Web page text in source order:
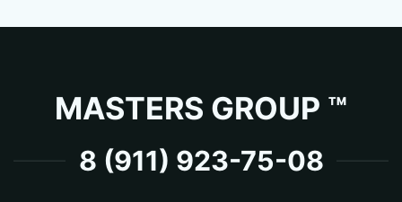
MASTERS GROUP ™
8 (911) 923-75-08